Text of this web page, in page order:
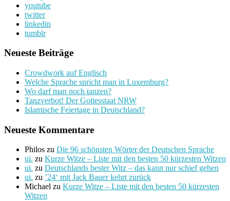
youtube
twitter
linkedin
tumblr
Neueste Beiträge
Crowdwork auf Englisch
Welche Sprache spricht man in Luxemburg?
Wo darf man noch tanzen?
Tanzverbot! Der Gottesstaat NRW
Islamische Feiertage in Deutschland?
Neueste Kommentare
Philos zu Die 96 schönsten Wörter der Deutschen Sprache
ui. zu Kurze Witze – Liste mit den besten 50 kürzesten Witzen
ui. zu Deutschlands bester Witz – das kann nur schief gehen
ui. zu ’24‘ mit Jack Bauer kehrt zurück
Michael zu Kurze Witze – Liste mit den besten 50 kürzesten
Witzen